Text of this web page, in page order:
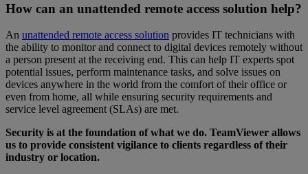
How can an unattended remote access solution help?
An unattended remote access solution provides IT technicians with
the ability to monitor and connect to digital devices remotely without
a person present at the receiving end. This can help IT experts spot
potential issues, perform maintenance tasks, and solve issues on
devices anywhere in the world from the comfort of their office or
even from home, all while ensuring security requirements and
service level agreement (SLAs) are met.
Security is at the foundation of what we do. TeamViewer allows
us to provide consistent vigilance to clients regardless of their
industry or location.